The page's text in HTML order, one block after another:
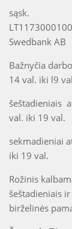
sąsk.
Swedbank AB
Bažnyčia
14 val. iki l9
šeštadieniais
val. iki 19 val.
sekmadieniai
iki 19 val.
Rožinis
šeštadieniais
birželinės